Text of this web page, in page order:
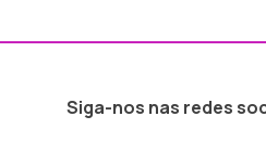
Siga-nos nas redes